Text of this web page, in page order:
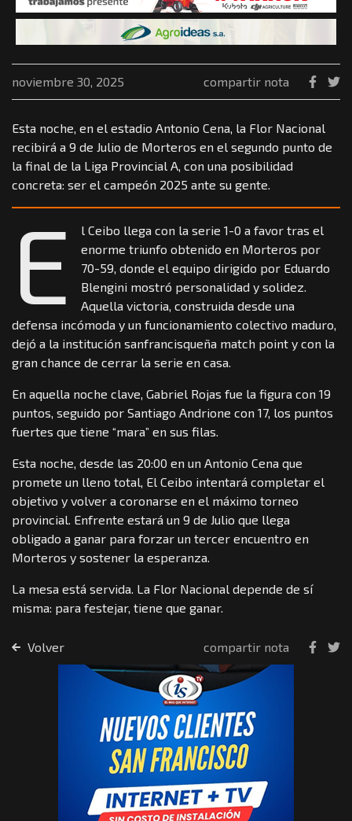
noviembre 30, 2025 compartir nota
Esta noche, en el estadio Antonio Cena, la Flor Nacional
recibirá a 9 de Julio de Morteros en el segundo punto de
la final de la Liga Provincial A, con una posibilidad
concreta: ser el campeón 2025 ante su gente.
E
l Ceibo llega con la serie 1-0 a favor tras el
enorme triunfo obtenido en Morteros por
70-59, donde el equipo dirigido por Eduardo
Blengini mostró personalidad y solidez.
Aquella victoria, construida desde una
defensa incómoda y un funcionamiento colectivo maduro,
dejó a la institución sanfrancisqueña match point y con la
gran chance de cerrar la serie en casa.
En aquella noche clave, Gabriel Rojas fue la figura con 19
puntos, seguido por Santiago Andrione con 17, los puntos
fuertes que tiene “mara” en sus filas.
Esta noche, desde las 20:00 en un Antonio Cena que
promete un lleno total, El Ceibo intentará completar el
objetivo y volver a coronarse en el máximo torneo
provincial. Enfrente estará un 9 de Julio que llega
obligado a ganar para forzar un tercer encuentro en
Morteros y sostener la esperanza.
La mesa está servida. La Flor Nacional depende de sí
misma: para festejar, tiene que ganar.
Volver compartir nota